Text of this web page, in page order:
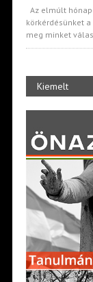
Az elmúlt
körkérdésünket
meg minket
Kiemelt